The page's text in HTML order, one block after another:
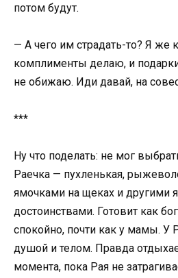
потом будут.
— А чего им страдать-то? Я же
комплименты делаю, и
не обижаю. Иди давай, на
***
Ну что поделать: не мог
Раечка — пухленькая,
ямочками на щеках и
достоинствами. Готовит как
спокойно, почти как у мамы. У
душой и телом. Правда
момента, пока Рая не